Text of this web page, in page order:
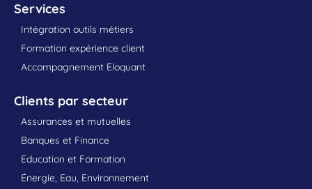
Services
Intégration outils métiers
Formation expérience client
Accompagnement Eloquant
Clients par secteur
Assurances et mutuelles
Banques et Finance
Education et Formation
Énergie, Eau, Environnement